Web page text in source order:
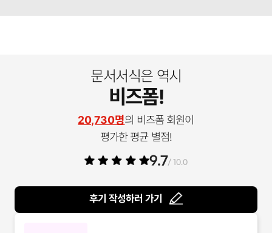
문서서식은 역시
비즈폼!
20,730명의 비즈폼 회원이
평가한 평균 별점!
9.7/ 10.0
후기 작성하러 가기